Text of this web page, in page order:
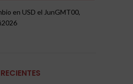
en USD el JunGMT00,